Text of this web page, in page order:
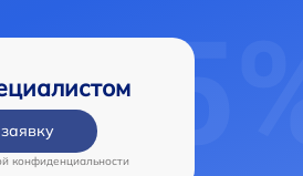
конфиденциальности